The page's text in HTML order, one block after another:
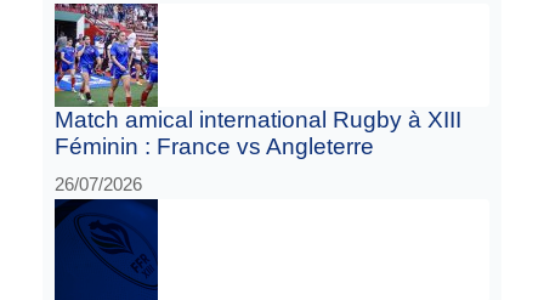
Match amical international Rugby à XIII
Féminin : France vs Angleterre
26/07/2026